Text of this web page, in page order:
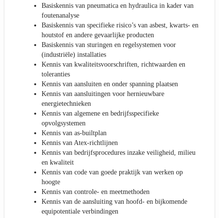
Basiskennis van pneumatica en hydraulica in kader van
foutenanalyse
Basiskennis van specifieke risico’s van asbest, kwarts- en
houtstof en andere gevaarlijke producten
Basiskennis van sturingen en regelsystemen voor
(industriële) installaties
Kennis van kwaliteitsvoorschriften, richtwaarden en
toleranties
Kennis van aansluiten en onder spanning plaatsen
Kennis van aansluitingen voor hernieuwbare
energietechnieken
Kennis van algemene en bedrijfsspecifieke
opvolgsystemen
Kennis van as-builtplan
Kennis van Atex-richtlijnen
Kennis van bedrijfsprocedures inzake veiligheid, milieu
en kwaliteit
Kennis van code van goede praktijk van werken op
hoogte
Kennis van controle- en meetmethoden
Kennis van de aansluiting van hoofd- en bijkomende
equipotentiale verbindingen